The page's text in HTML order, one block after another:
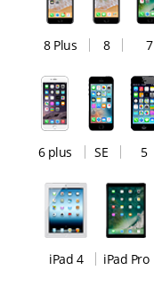
8 Plus 8 7
6 plus SE 5
iPad 4 iPad Pro